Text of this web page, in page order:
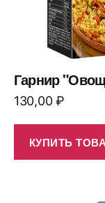
Гарнир
130,00₽
КУПИТЬ